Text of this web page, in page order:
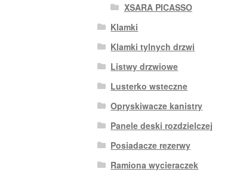
XSARA PICASSO
Klamki
Klamki tylnych drzwi
Listwy drzwiowe
Lusterko wsteczne
Opryskiwacze kanistry
Panele deski rozdzielczej
Posiadacze rezerwy
Ramiona wycieraczek